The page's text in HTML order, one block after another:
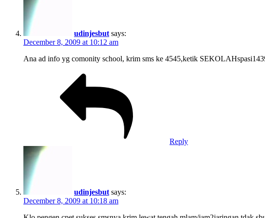
udinjesbut says:
December 8, 2009 at 10:12 am
Ana ad info yg comonity school, krim sms ke 4545,ketik
Reply
udinjesbut says:
December 8, 2009 at 10:18 am